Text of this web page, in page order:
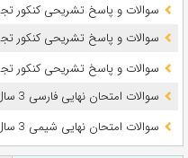
سوالات و پاسخ تشریحی کنکور
سوالات و پاسخ تشریحی کنکور تجربی تیر
سوالات و پاسخ تشریحی کنکور تجربی
سوالات امتحان نهایی فارسی 3 سال دوازدهم (1397 تا 1405)
سوالات امتحان نهایی شیمی 3 سال دوازدهم (1397 تا 1405)